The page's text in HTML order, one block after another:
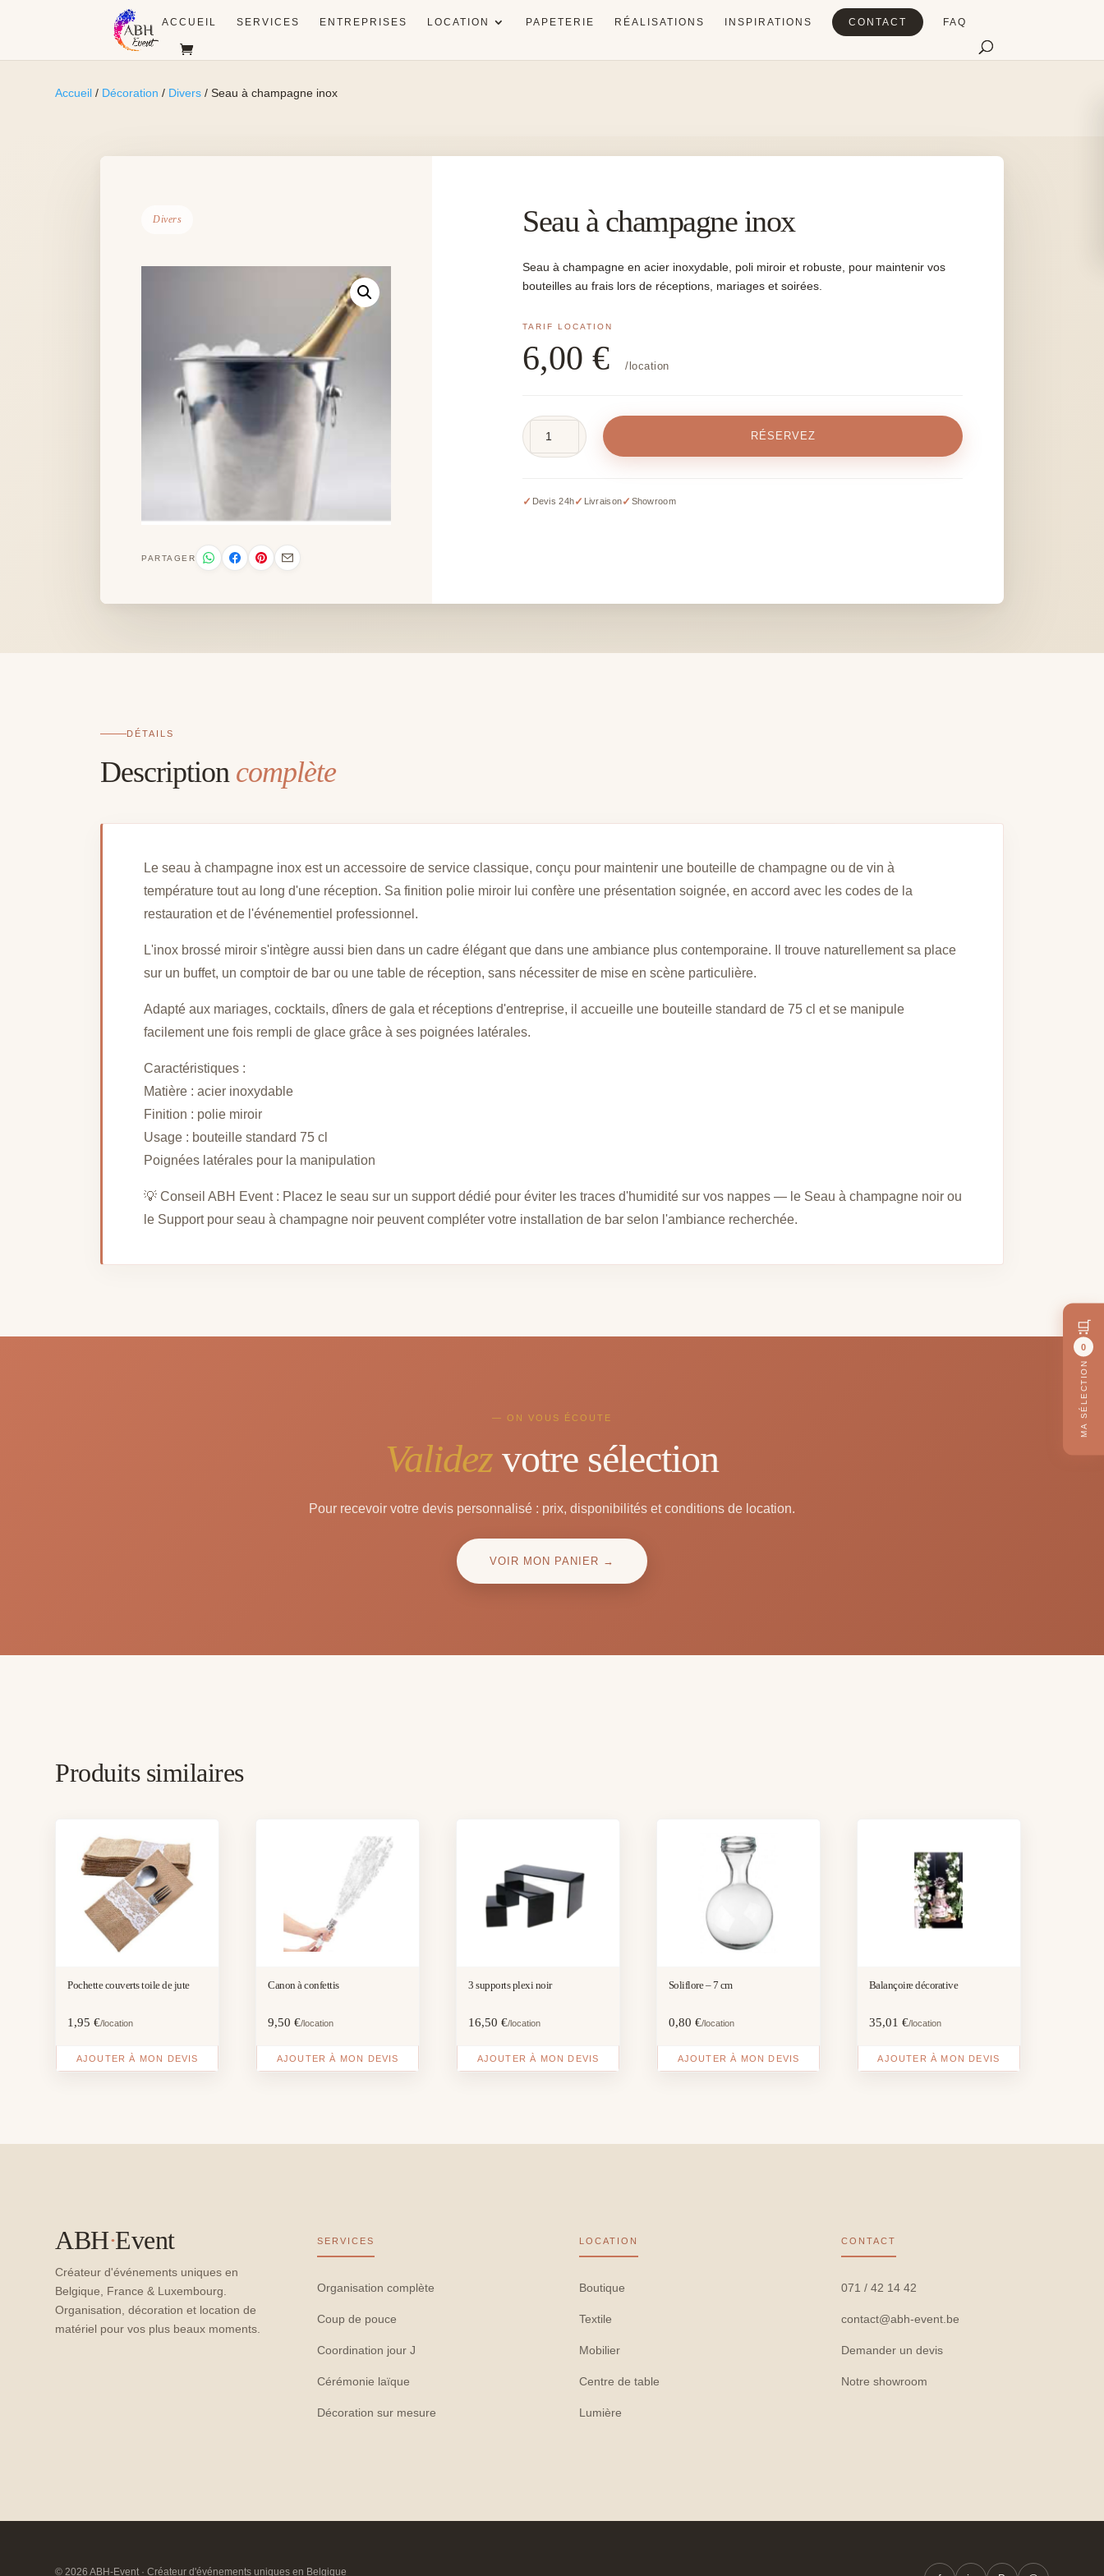
ACCUEIL SERVICES ENTREPRISES LOCATION PAPETERIE RÉALISATIONS INSPIRATIONS CONTACT FAQ
Accueil / Décoration / Divers / Seau à champagne inox
Divers
PARTAGER
Seau à champagne inox
Seau à champagne en acier inoxydable, poli miroir et robuste, pour maintenir vos
bouteilles au frais lors de réceptions, mariages et soirées.
6,00€ /location
champagne
RÉSERVEZ
✓ Devis 24h✓ Livraison✓ Showroom
DÉTAILS
Description complète
Le seau à champagne inox est un accessoire de service classique, conçu pour maintenir une bouteille de champagne ou de vin à
température tout au long d'une réception. Sa finition polie miroir lui confère une présentation soignée, en accord avec les codes de la
restauration et de l'événementiel professionnel.
L'inox brossé miroir s'intègre aussi bien dans un cadre élégant que dans une ambiance plus contemporaine. Il trouve naturellement sa place
sur un buffet, un comptoir de bar ou une table de réception, sans nécessiter de mise en scène particulière.
Adapté aux mariages, cocktails, dîners de gala et réceptions d'entreprise, il accueille une bouteille standard de 75 cl et se manipule
facilement une fois rempli de glace grâce à ses poignées latérales.
Caractéristiques :
Matière : acier inoxydable
Finition : polie miroir
Usage : bouteille standard 75 cl
Poignées latérales pour la manipulation
💡 Conseil ABH Event : Placez le seau sur un support dédié pour éviter les traces d'humidité sur vos nappes — le Seau à champagne noir ou
le Support pour seau à champagne noir peuvent compléter votre installation de bar selon l'ambiance recherchée.
— ON VOUS ÉCOUTE
Validez votre sélection
Pour recevoir votre devis personnalisé : prix, disponibilités et conditions de location.
VOIR MON PANIER →
Produits similaires
Pochette couverts toile de jute
1,95€/location
AJOUTER À MON DEVIS
Canon à confettis
9,50€/location
AJOUTER À MON DEVIS
3 supports plexi noir
16,50€/location
AJOUTER À MON DEVIS
Soliflore – 7 cm
0,80 €/location
AJOUTER À MON DEVIS
Balançoire décorative
35,01 €/location
AJOUTER À MON DEVIS
ABH·Event
Créateur d'événements uniques en
Belgique, France & Luxembourg.
Organisation, décoration et location de
matériel pour vos plus beaux moments.
SERVICES
Organisation complète
Coup de pouce
Coordination jour J
Cérémonie laïque
Décoration sur mesure
LOCATION
Boutique
Textile
Mobilier
Centre de table
Lumière
CONTACT
071 / 42 14 42
contact@abh-event.be
Demander un devis
Notre showroom
© 2026 ABH-Event · Créateur d'événements uniques en Belgique
🛒
0
MA SÉLECTION